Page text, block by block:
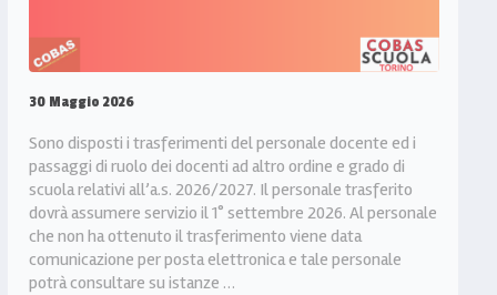
30 Maggio 2026
Sono disposti i trasferimenti del personale docente ed i
passaggi di ruolo dei docenti ad altro ordine e grado di
scuola relativi all’a.s. 2026/2027. Il personale trasferito
dovrà assumere servizio il 1° settembre 2026. Al personale
che non ha ottenuto il trasferimento viene data
comunicazione per posta elettronica e tale personale
potrà consultare su istanze …